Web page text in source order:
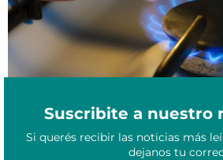
Suscribite a nuestro
Si querés recibir las noticias más
dejanos tu